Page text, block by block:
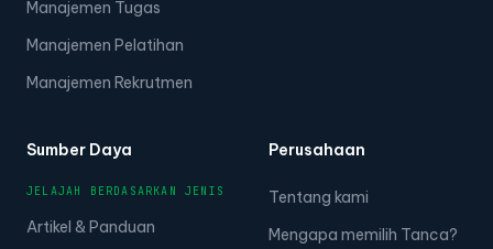
Manajemen Tugas
Manajemen Pelatihan
Manajemen Rekrutmen
Sumber Daya
JELAJAH BERDASARKAN JENIS
Artikel & Panduan
Perusahaan
Tentang kami
Mengapa memilih Tanca?